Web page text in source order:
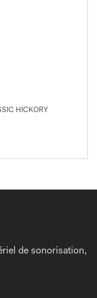
HICKORY
de sonorisation,